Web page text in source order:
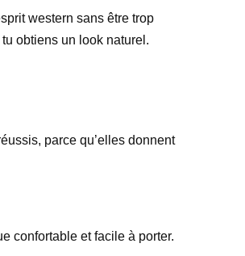
western sans être trop
obtiens un look naturel.
parce qu’elles donnent
confortable et facile à porter.